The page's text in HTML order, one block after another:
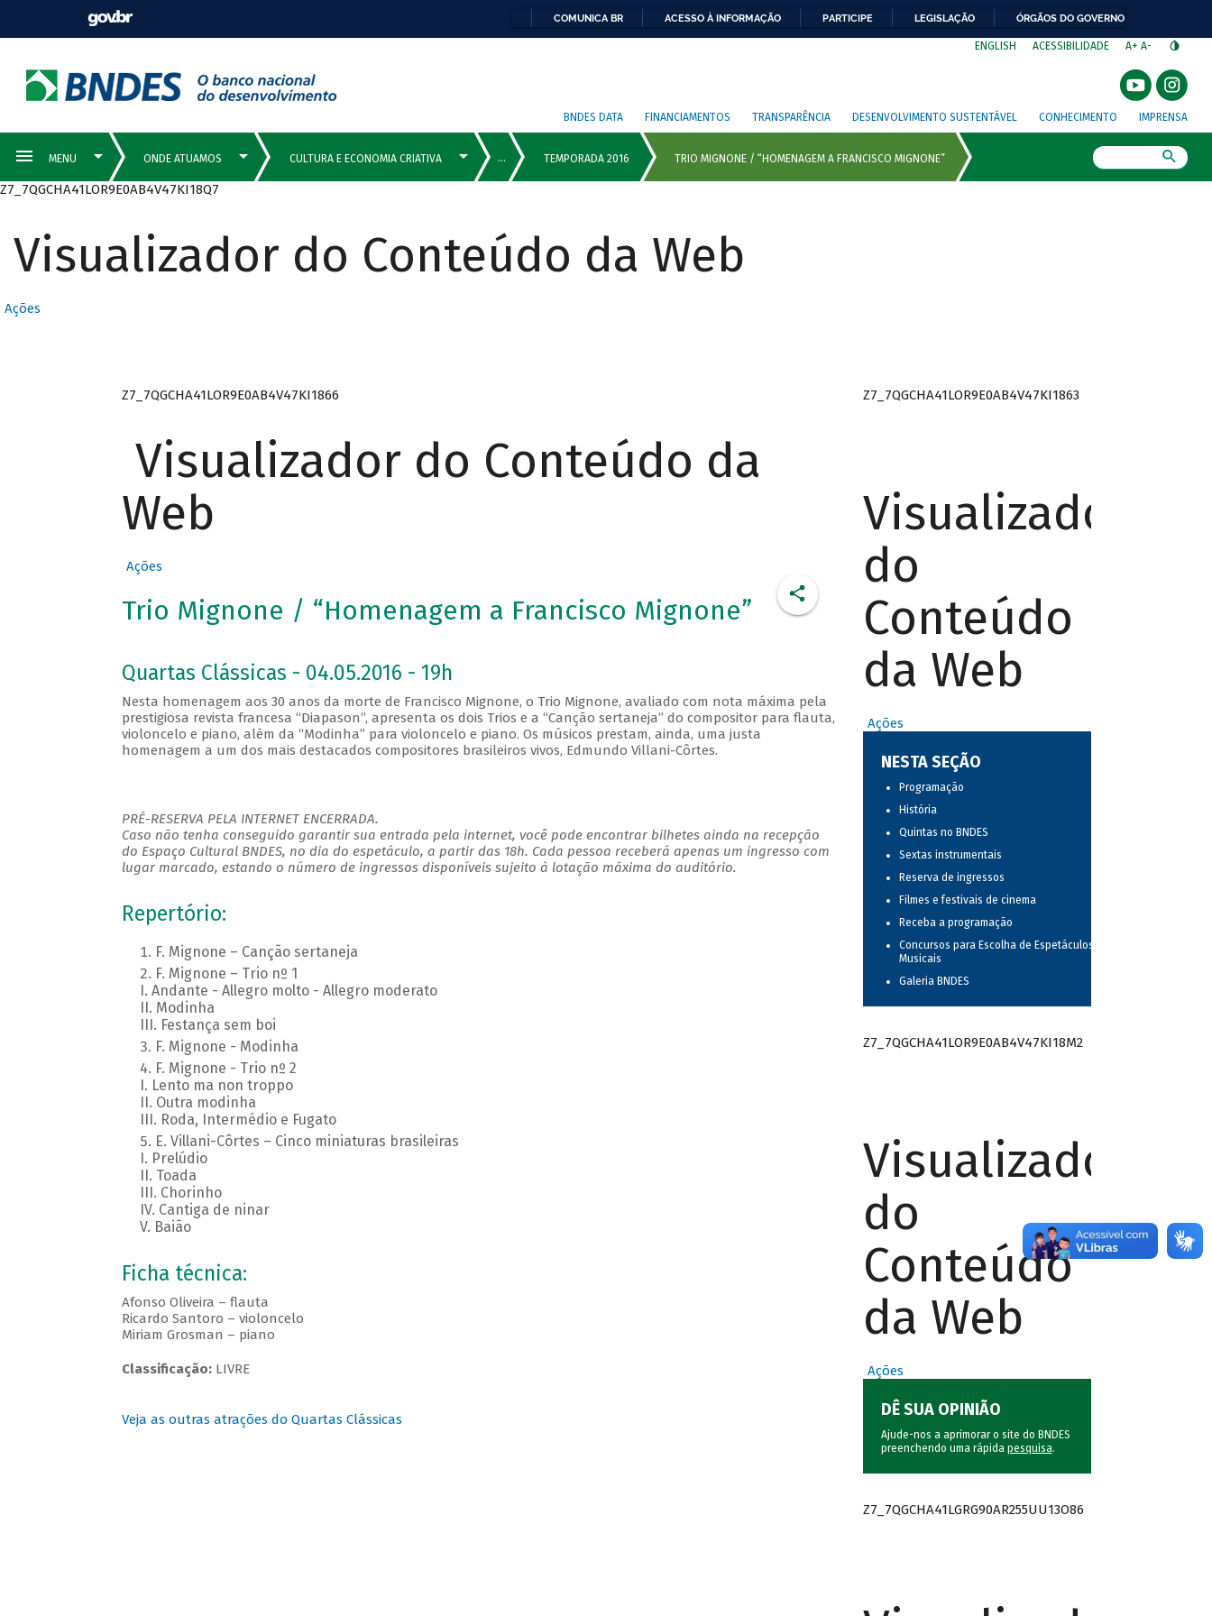
COMUNICA BR ACESSO À INFORMAÇÃO PARTICIPE LEGISLAÇÃO ÓRGÃOS DO GOVERNO
ENGLISH ACESSIBILIDADE A+ A-
BNDES DATA FINANCIAMENTOS TRANSPARÊNCIA DESENVOLVIMENTO SUSTENTÁVEL CONHECIMENTO IMPRENSA
Z7_7QGCHA41LOR9E0AB4V47KI18Q7
Visualizador do Conteúdo da Web
Ações
Z7_7QGCHA41LOR9E0AB4V47KI1866
Visualizador do Conteúdo da
Web
Ações
Trio Mignone / “Homenagem a Francisco Mignone”
Quartas Clássicas - 04.05.2016 - 19h
Nesta homenagem aos 30 anos da morte de Francisco Mignone, o Trio Mignone, avaliado com nota máxima pela
prestigiosa revista francesa “Diapason”, apresenta os dois Trios e a “Canção sertaneja” do compositor para flauta,
violoncelo e piano, além da “Modinha” para violoncelo e piano. Os músicos prestam, ainda, uma justa
homenagem a um dos mais destacados compositores brasileiros vivos, Edmundo Villani-Côrtes.
PRÉ-RESERVA PELA INTERNET ENCERRADA.
Caso não tenha conseguido garantir sua entrada pela internet, você pode encontrar bilhetes ainda na recepção
do Espaço Cultural BNDES, no dia do espetáculo, a partir das 18h. Cada pessoa receberá apenas um ingresso com
lugar marcado, estando o número de ingressos disponíveis sujeito à lotação máxima do auditório.
Repertório:
F. Mignone – Canção sertaneja
F. Mignone – Trio nº 1
I. Andante - Allegro molto - Allegro moderato
II. Modinha
III. Festança sem boi
F. Mignone - Modinha
F. Mignone - Trio nº 2
I. Lento ma non troppo
II. Outra modinha
III. Roda, Intermédio e Fugato
E. Villani-Côrtes – Cinco miniaturas brasileiras
I. Prelúdio
II. Toada
III. Chorinho
IV. Cantiga de ninar
V. Baião
Ficha técnica:
Afonso Oliveira – flauta
Ricardo Santoro – violoncelo
Miriam Grosman – piano
Classificação:LIVRE
Veja as outras atrações do Quartas Clássicas
Z7_7QGCHA41LOR9E0AB4V47KI1863
Visualizador
do
Conteúdo
da Web
Ações
NESTA SEÇÃO
Programação
História
Quintas no BNDES
Sextas instrumentais
Reserva de ingressos
Filmes e festivais de cinema
Receba a programação
Concursos para Escolha de Espetáculos
Musicais
Galeria BNDES
Z7_7QGCHA41LOR9E0AB4V47KI18M2
Visualizador
do
Conteúdo
da Web
Ações
DÊ SUA OPINIÃO
Ajude-nos a aprimorar o site do BNDES
preenchendo uma rápida pesquisa.
Z7_7QGCHA41LGRG90AR255UU13O86